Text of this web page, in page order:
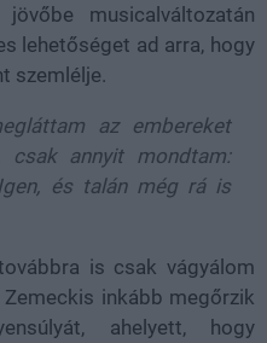
musicalváltozatán
lehetőséget ad arra, hogy
szemlélje.
az embereket
csak annyit mondtam:
és talán még rá is
is csak vágyálom
inkább megőrzik
ahelyett, hogy